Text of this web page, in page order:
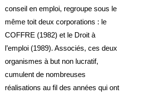
conseil en emploi, regroupe sous le
même toit deux corporations : le
COFFRE (1982) et le Droit à
l’emploi (1989). Associés, ces deux
organismes à but non lucratif,
cumulent de nombreuses
réalisations au fil des années qui ont